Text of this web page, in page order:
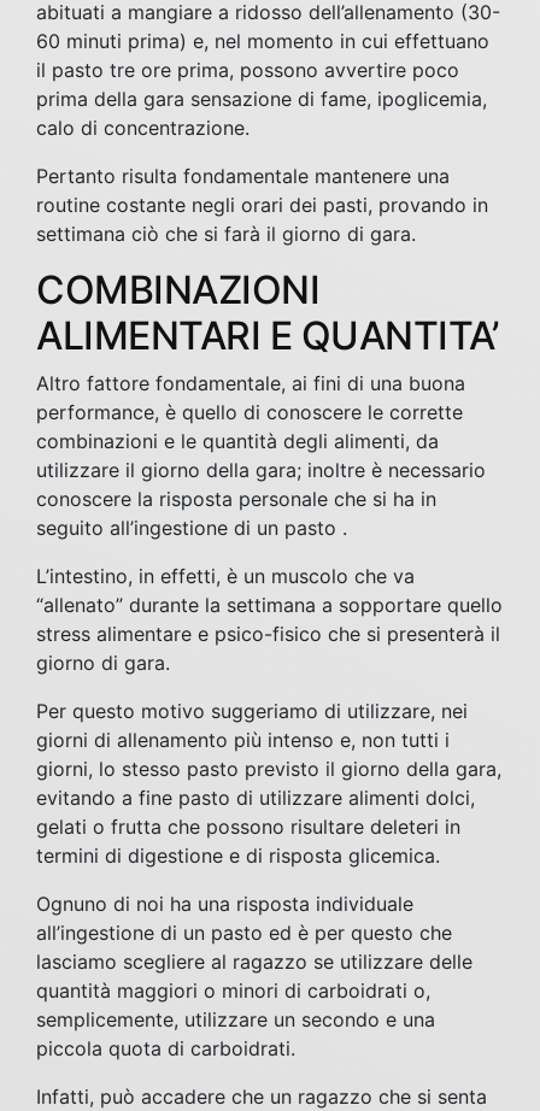
abituati a mangiare a ridosso dell’allenamento (30-
60 minuti prima) e, nel momento in cui effettuano
il pasto tre ore prima, possono avvertire poco
prima della gara sensazione di fame, ipoglicemia,
calo di concentrazione.
Pertanto risulta fondamentale mantenere una
routine costante negli orari dei pasti, provando in
settimana ciò che si farà il giorno di gara.
COMBINAZIONI
ALIMENTARI E QUANTITA’
Altro fattore fondamentale, ai fini di una buona
performance, è quello di conoscere le corrette
combinazioni e le quantità degli alimenti, da
utilizzare il giorno della gara; inoltre è necessario
conoscere la risposta personale che si ha in
seguito all’ingestione di un pasto .
L’intestino, in effetti, è un muscolo che va
“allenato” durante la settimana a sopportare quello
stress alimentare e psico-fisico che si presenterà il
giorno di gara.
Per questo motivo suggeriamo di utilizzare, nei
giorni di allenamento più intenso e, non tutti i
giorni, lo stesso pasto previsto il giorno della gara,
evitando a fine pasto di utilizzare alimenti dolci,
gelati o frutta che possono risultare deleteri in
termini di digestione e di risposta glicemica.
Ognuno di noi ha una risposta individuale
all’ingestione di un pasto ed è per questo che
lasciamo scegliere al ragazzo se utilizzare delle
quantità maggiori o minori di carboidrati o,
semplicemente, utilizzare un secondo e una
piccola quota di carboidrati.
Infatti, può accadere che un ragazzo che si senta